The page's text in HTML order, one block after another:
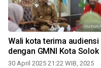
Wali kota terima audiensi
dengan GMNI Kota Solok
30 April 2025 21:22 WIB, 2025